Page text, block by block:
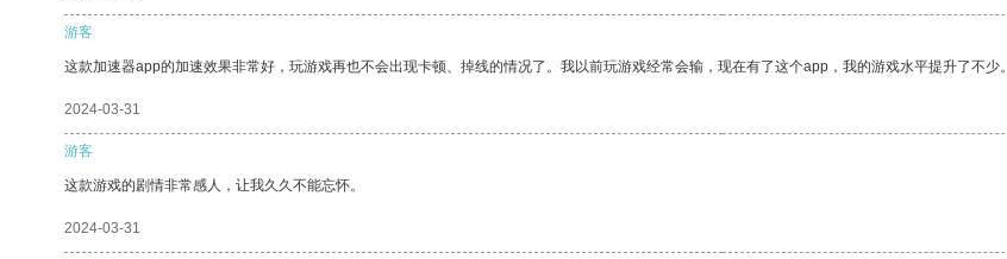
游客
这款加速器app的加速效果非常好，玩游戏再也不会出现卡顿、掉线的情况了。我以前玩游戏经常会输，现在有了这个app，我的游戏水平提升了不少。
2024-03-31
游客
这款游戏的剧情非常感人，让我久久不能忘怀。
2024-03-31